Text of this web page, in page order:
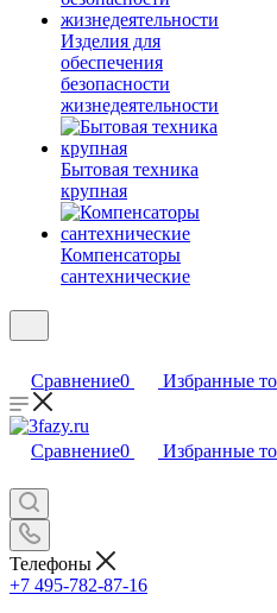
Изделия для
обеспечения
безопасности
жизнедеятельности
Бытовая техника
крупная
Компенсаторы
сантехнические
Сравнение0 Избранные
Сравнение0 Избранные
Телефоны
+7 495-782-87-16